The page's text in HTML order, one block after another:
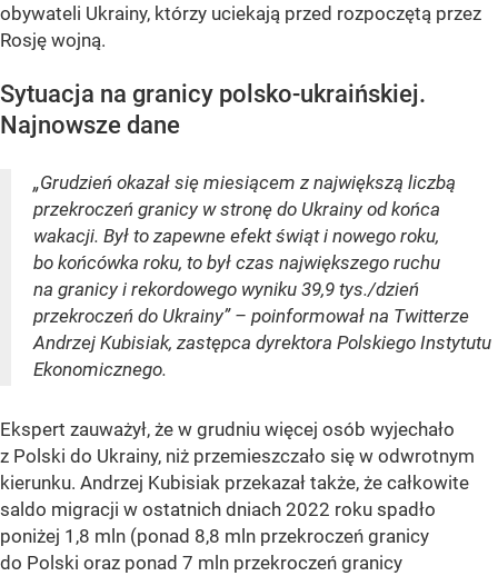
obywateli Ukrainy, którzy uciekają przed rozpoczętą przez
Rosję wojną.
Sytuacja na granicy polsko-ukraińskiej.
Najnowsze dane
„Grudzień okazał się miesiącem z największą liczbą
przekroczeń granicy w stronę do Ukrainy od końca
wakacji. Był to zapewne efekt świąt i nowego roku,
bo końcówka roku, to był czas największego ruchu
na granicy i rekordowego wyniku 39,9 tys./dzień
przekroczeń do Ukrainy” – poinformował na Twitterze
Andrzej Kubisiak, zastępca dyrektora Polskiego Instytutu
Ekonomicznego.
Ekspert zauważył, że w grudniu więcej osób wyjechało
z Polski do Ukrainy, niż przemieszczało się w odwrotnym
kierunku. Andrzej Kubisiak przekazał także, że całkowite
saldo migracji w ostatnich dniach 2022 roku spadło
poniżej 1,8 mln (ponad 8,8 mln przekroczeń granicy
do Polski oraz ponad 7 mln przekroczeń granicy